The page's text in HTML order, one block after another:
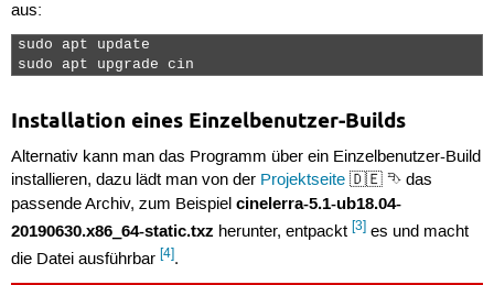
aus:
sudo apt update
sudo apt upgrade cin
Installation eines Einzelbenutzer-Builds
Alternativ kann man das Programm über ein Einzelbenutzer-Build
installieren, dazu lädt man von der Projektseite🇩🇪 ⮷ das
passende Archiv, zum Beispiel cinelerra-5.1-ub18.04-
20190630.x86_64-static.txz herunter, entpackt [3]es und macht
die Datei ausführbar [4].